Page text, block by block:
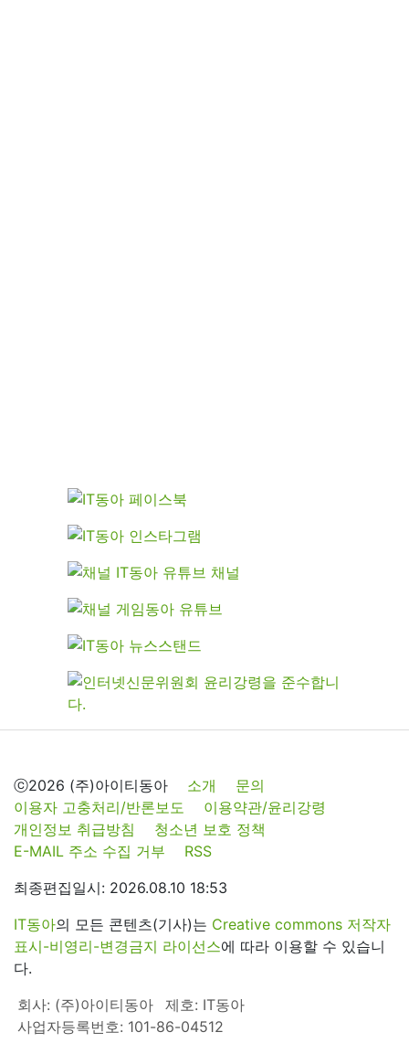
ⓒ2026 (주)아이티동아 소개
문의
이용자 고충처리/반론보도
이용약관/윤리강령
개인정보 취급방침
청소년 보호 정책
E-MAIL 주소 수집 거부
RSS
최종편집일시: 2026.08.10 18:53
IT동아의 모든 콘텐츠(기사)는 Creative commons 저작자
표시-비영리-변경금지 라이선스에 따라 이용할 수 있습니
다.
회사: (주)아이티동아
제호: IT동아
사업자등록번호: 101-86-04512